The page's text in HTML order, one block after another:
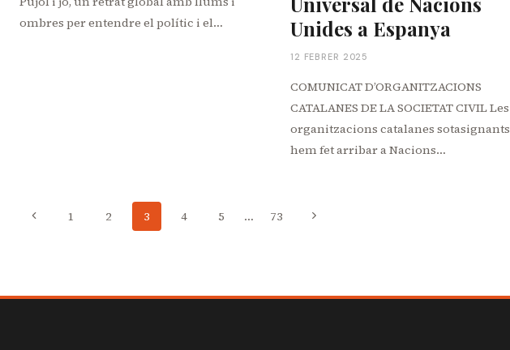
ombres per entendre el polític i el…
Unides a Espanya
12 FEBRER 2025
COMUNICAT D’ORGANITZACIONS
CATALANES DE LA SOCIETAT CIVIL Les
organitzacions catalanes sotasignants
hem fet arribar a Nacions…
Navegació
Pàgina 1 2 3 4 5 … 73
Pàgina